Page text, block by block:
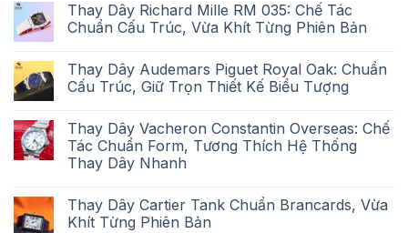
Thay Dây Richard Mille RM 035: Chế Tác
Chuẩn Cấu Trúc, Vừa Khít Từng Phiên Bản
Thay Dây Audemars Piguet Royal Oak: Chuẩn
Cấu Trúc, Giữ Trọn Thiết Kế Biểu Tượng
Thay Dây Vacheron Constantin Overseas: Chế
Tác Chuẩn Form, Tương Thích Hệ Thống
Thay Dây Nhanh
Thay Dây Cartier Tank Chuẩn Brancards, Vừa
Khít Từng Phiên Bản